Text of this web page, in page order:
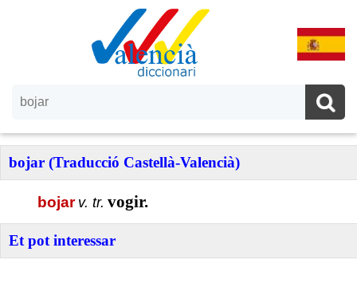
bojar (Traducció Castellà-Valencià)
bojar v. tr. vogir.
Et pot interessar